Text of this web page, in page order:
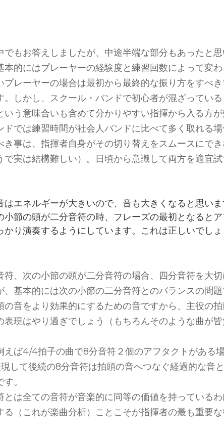
でもお答えしましたが、中途半端な部分もあったと
本的にはプレーヤーの経験度と練習回数によって変
レーヤーの場合は最初から最終的な振り方をすべ
。しかし、スクール・バンドで初心者が混ざってい
う意味合いも含めて分かりやすい指揮から入る方
ドでは練習時間が社会人バンドに比べて多く取れる
き事は、指揮者自身がその切り替えをスムースにで
で実は結構難しい）。日頃から意識して両方を適宜
はエネルギーが大きいので、音も大きくなると思い
小節の頭が二分音符の時、フレーズの最初となると
り演奏するようにしています。これは正しいでしょ
符、次の小節の頭が二分音符の場合、四分音符を大
、基本的には次の小節の二分音符とのバランスの問
音をより効果的にするための音ですから、主役の拍
表現はやり過ぎでしょう（もちろんそのような曲が
えば4/4拍子の曲で8分音符２個のアフタクトがある
して後続の8分音符は拍頭の音へつなぐ経過的な音
。
とは全ての音符が音楽的に同等の価値を持っている
（これが楽曲分析）ことこそが指揮者の最も重要